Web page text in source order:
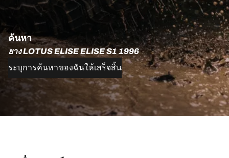
ค้นหา
ยาง LOTUS ELISE ELISE S1 1996
ระบุการค้นหาของฉันให้เสร็จสิ้น